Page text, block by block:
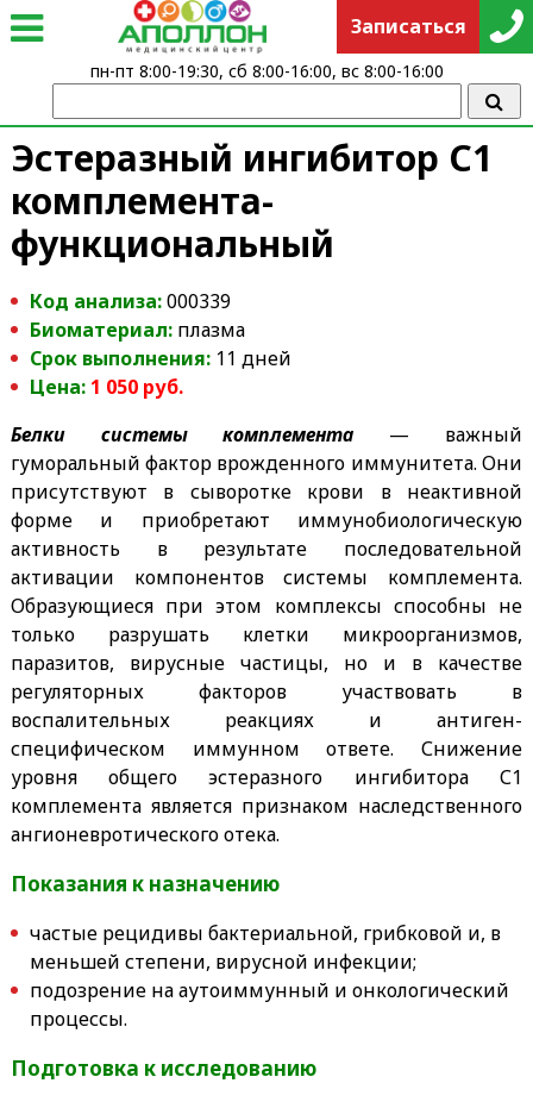
Эстеразный ингибитор С1
комплемента-
функциональный
Код анализа:000339
Биоматериал: плазма
Срок выполнения:11 дней
Цена: 1 050 руб.
Белки системы комплемента
— важный
гуморальный фактор врожденного иммунитета. Они
присутствуют в сыворотке крови в неактивной
форме и приобретают иммунобиологическую
активность в результате последовательной
активации компонентов системы комплемента.
Образующиеся при этом комплексы способны не
только разрушать клетки микроорганизмов,
паразитов, вирусные частицы, но и в качестве
регуляторных факторов участвовать в
воспалительных реакциях и антиген-
специфическом иммунном ответе. Снижение
уровня общего эстеразного ингибитора С1
комплемента является признаком наследственного
ангионевротического отека.
Показания к назначению
частые рецидивы бактериальной, грибковой и, в
меньшей степени, вирусной инфекции;
подозрение на аутоиммунный и онкологический
процессы.
Подготовка к исследованию
Записаться
пн-пт 8:00-19:30, сб 8:00-16:00, вс 8:00-16:00